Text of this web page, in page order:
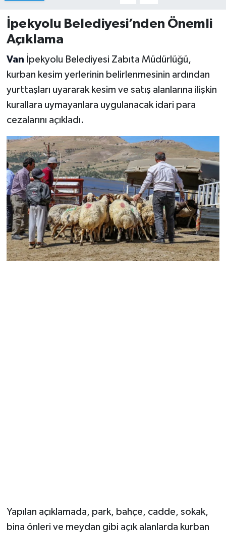
İpekyolu Belediyesi’nden Önemli
Açıklama
Van İpekyolu Belediyesi Zabıta Müdürlüğü,
kurban kesim yerlerinin belirlenmesinin ardından
yurttaşları uyararak kesim ve satış alanlarına ilişkin
kurallara uymayanlara uygulanacak idari para
cezalarını açıkladı.
Yapılan açıklamada, park, bahçe, cadde, sokak,
bina önleri ve meydan gibi açık alanlarda kurban